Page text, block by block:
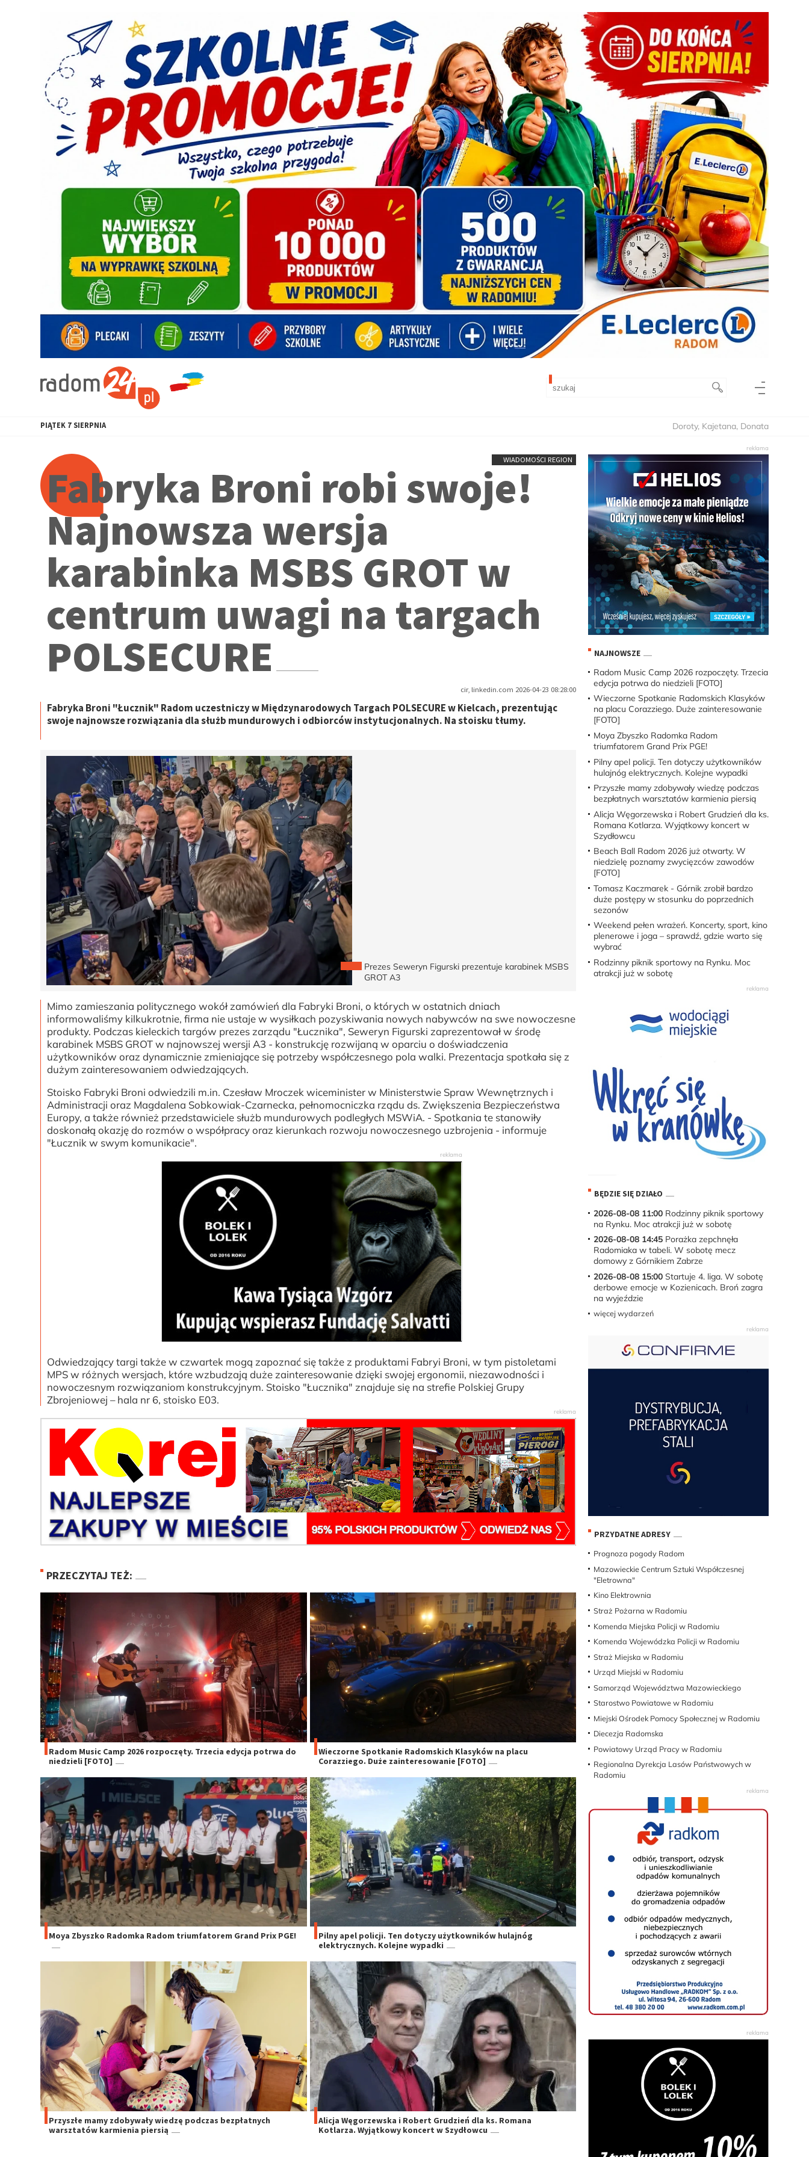
PIĄTEK 7 SIERPNIA Doroty, Kajetana, Donata
WIADOMOŚCI REGION
Fabryka Broni robi swoje!
Najnowsza wersja
karabinka MSBS GROT w
centrum uwagi na targach
POLSECURE
cir, linkedin.com 2026-04-23 08:28:00
Fabryka Broni "Łucznik" Radom uczestniczy w Międzynarodowych Targach POLSECURE w Kielcach, prezentując
swoje najnowsze rozwiązania dla służb mundurowych i odbiorców instytucjonalnych. Na stoisku tłumy.
Prezes Seweryn Figurski prezentuje karabinek MSBS
GROT A3
Mimo zamieszania politycznego wokół zamówień dla Fabryki Broni, o których w ostatnich dniach
informowaliśmy kilkukrotnie, firma nie ustaje w wysiłkach pozyskiwania nowych nabywców na swe nowoczesne
produkty. Podczas kieleckich targów prezes zarządu "Łucznika", Seweryn Figurski zaprezentował w środę
karabinek MSBS GROT w najnowszej wersji A3 - konstrukcję rozwijaną w oparciu o doświadczenia
użytkowników oraz dynamicznie zmieniające się potrzeby współczesnego pola walki. Prezentacja spotkała się z
dużym zainteresowaniem odwiedzających.
Stoisko Fabryki Broni odwiedzili m.in. Czesław Mroczek wiceminister w Ministerstwie Spraw Wewnętrznych i
Administracji oraz Magdalena Sobkowiak-Czarnecka, pełnomocniczka rządu ds. Zwiększenia Bezpieczeństwa
Europy, a także również przedstawiciele służb mundurowych podległych MSWiA. - Spotkania te stanowiły
doskonałą okazję do rozmów o współpracy oraz kierunkach rozwoju nowoczesnego uzbrojenia - informuje
"Łucznik w swym komunikacie".
Odwiedzający targi także w czwartek mogą zapoznać się także z produktami Fabryi Broni, w tym pistoletami
MPS w różnych wersjach, które wzbudzają duże zainteresowanie dzięki swojej ergonomii, niezawodności i
nowoczesnym rozwiązaniom konstrukcyjnym. Stoisko "Łucznika" znajduje się na strefie Polskiej Grupy
Zbrojeniowej – hala nr 6, stoisko E03.
PRZECZYTAJ TEŻ:
Radom Music Camp 2026 rozpoczęty. Trzecia edycja potrwa do
niedzieli [FOTO]
Wieczorne Spotkanie Radomskich Klasyków na placu
Corazziego. Duże zainteresowanie [FOTO]
Moya Zbyszko Radomka Radom triumfatorem Grand Prix PGE!
Pilny apel policji. Ten dotyczy użytkowników hulajnóg
elektrycznych. Kolejne wypadki
Przyszłe mamy zdobywały wiedzę podczas bezpłatnych
warsztatów karmienia piersią
Alicja Węgorzewska i Robert Grudzień dla ks. Romana
Kotlarza. Wyjątkowy koncert w Szydłowcu
NAJNOWSZE
Radom Music Camp 2026 rozpoczęty. Trzecia
edycja potrwa do niedzieli [FOTO]
Wieczorne Spotkanie Radomskich Klasyków
na placu Corazziego. Duże zainteresowanie
[FOTO]
Moya Zbyszko Radomka Radom
triumfatorem Grand Prix PGE!
Pilny apel policji. Ten dotyczy użytkowników
hulajnóg elektrycznych. Kolejne wypadki
Przyszłe mamy zdobywały wiedzę podczas
bezpłatnych warsztatów karmienia piersią
Alicja Węgorzewska i Robert Grudzień dla ks.
Romana Kotlarza. Wyjątkowy koncert w
Szydłowcu
Beach Ball Radom 2026 już otwarty. W
niedzielę poznamy zwycięzców zawodów
[FOTO]
Tomasz Kaczmarek - Górnik zrobił bardzo
duże postępy w stosunku do poprzednich
sezonów
Weekend pełen wrażeń. Koncerty, sport, kino
plenerowe i joga – sprawdź, gdzie warto się
wybrać
Rodzinny piknik sportowy na Rynku. Moc
atrakcji już w sobotę
BĘDZIE SIĘ DZIAŁO
2026-08-08 11:00Rodzinny piknik sportowy
na Rynku. Moc atrakcji już w sobotę
2026-08-08 14:45Porażka zepchnęła
Radomiaka w tabeli. W sobotę mecz
domowy z Górnikiem Zabrze
2026-08-08 15:00Startuje 4. liga. W sobotę
derbowe emocje w Kozienicach. Broń zagra
na wyjeździe
więcej wydarzeń
PRZYDATNE ADRESY
Prognoza pogody Radom
Mazowieckie Centrum Sztuki Współczesnej
"Eletrowna"
Kino Elektrownia
Straż Pożarna w Radomiu
Komenda Miejska Policji w Radomiu
Komenda Wojewódzka Policji w Radomiu
Straż Miejska w Radomiu
Urząd Miejski w Radomiu
Samorząd Województwa Mazowieckiego
Starostwo Powiatowe w Radomiu
Miejski Ośrodek Pomocy Społecznej w Radomiu
Diecezja Radomska
Powiatowy Urząd Pracy w Radomiu
Regionalna Dyrekcja Lasów Państwowych w
Radomiu